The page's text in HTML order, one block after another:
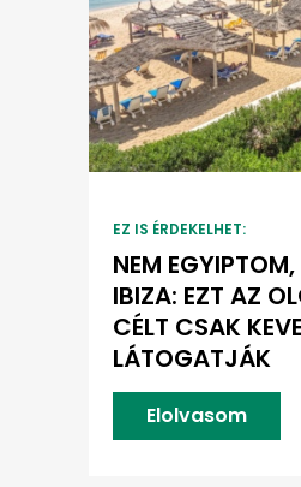
EZ IS ÉRDEKELHET:
NEM EGYIPTOM,
IBIZA: EZT AZ
CÉLT CSAK
LÁTOGATJÁK
Elolvasom